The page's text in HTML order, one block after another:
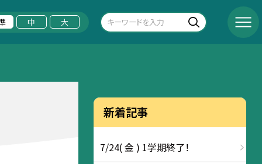
中 大
新着記事
7/24( 金 ) 1学期終了！